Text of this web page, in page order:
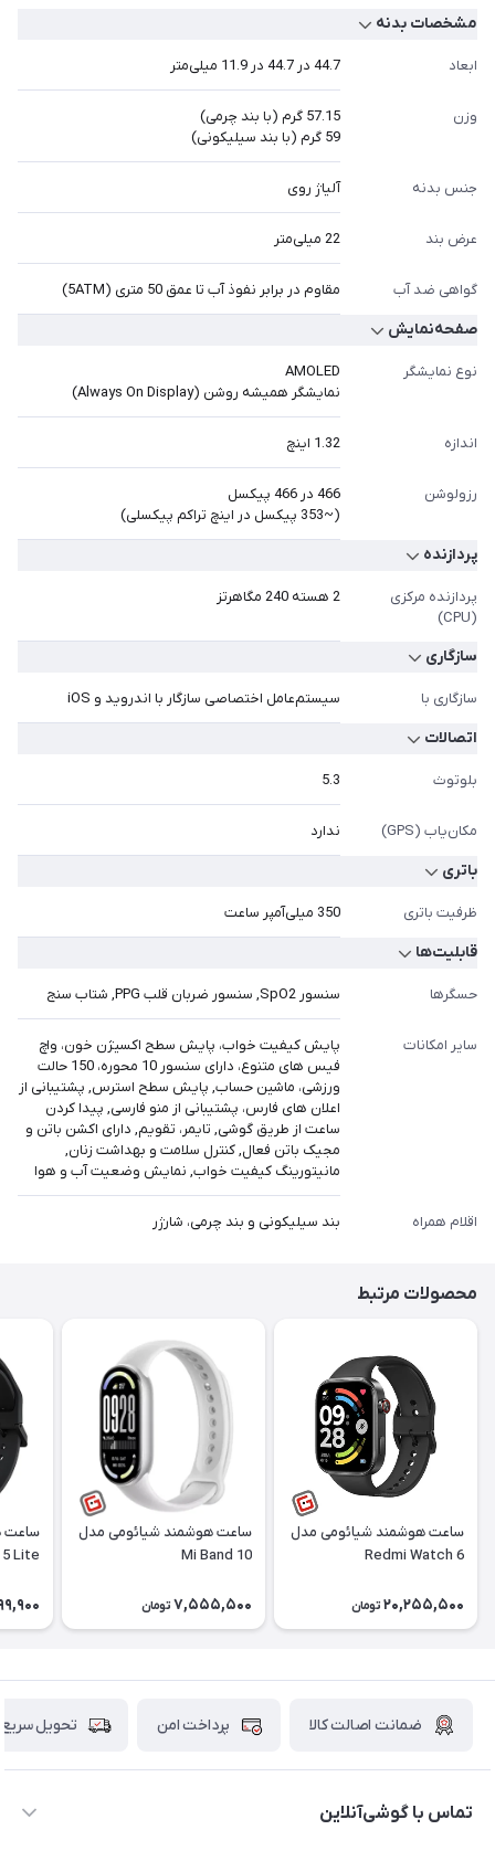
مشخصات بدنه
ابعاد 44.7 در 44.7 در 11.9 میلی‌متر
وزن
57.15 گرم (با بند چرمی)
59 گرم (با بند سیلیکونی)
جنس بدنه آلیاژ روی
عرض بند 22 میلی‌متر
گواهی ضد آب مقاوم در برابر نفوذ آب تا عمق 50 متری (5ATM)
صفحه‌نمایش
نوع نمایشگر
AMOLED
نمایشگر همیشه روشن (Always On Display)
اندازه 1.32 اینچ
رزولوشن
466 در 466 پیکسل
(~353 پیکسل در اینچ تراکم پیکسلی)
پردازنده
پردازنده مرکزی
(CPU)
2 هسته 240 مگاهرتز
سازگاری
سازگاری با سیستم‌عامل اختصاصی سازگار با اندروید و iOS
اتصالات
بلوتوث 5.3
مکان‌یاب (GPS) ندارد
باتری
ظرفیت باتری 350 میلی‌آمپر ساعت
قابلیت‌ها
حسگرها سنسور SpO2, سنسور ضربان قلب PPG, شتاب‌ سنج
سایر امکانات
پایش کیفیت خواب، پایش سطح اکسیژن خون، واچ
فیس های متنوع، دارای سنسور 10 محوره، 150 حالت
ورزشی، ماشین حساب, پایش سطح استرس, پشتیبانی از
اعلان های فارس، پشتیبانی از منو فارسی, پیدا کردن
ساعت از طریق گوشی, تایمر، تقویم, دارای اکشن باتن و
مجیک باتن فعال, کنترل سلامت و بهداشت زنان,
مانیتورینگ کیفیت خواب, نمایش وضعیت آب و هوا
اقلام همراه بند سیلیکونی و بند چرمی، شارژر
محصولات مرتبط
ساعت هوشمند شیائومی مدل
Redmi Watch 6
20,255,500 تومان
ساعت هوشمند شیائومی مدل
Mi Band 10
7,555,500 تومان
ساعت
Lite
ضمانت اصالت کالا پرداخت امن تحویل سریع
تماس با گوشی‌آنلاین